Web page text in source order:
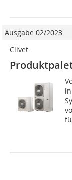
Ausgabe 02/2023
Clivet